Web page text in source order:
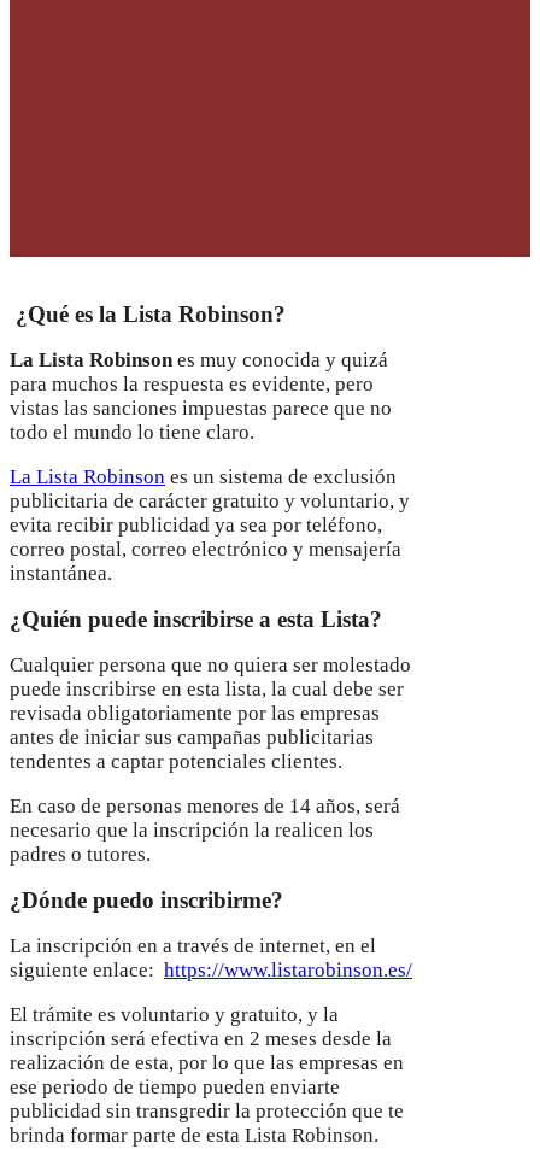
¿Qué es la Lista Robinson?
La Lista Robinsones muy conocida y quizá
para muchos la respuesta es evidente, pero
vistas las sanciones impuestas parece que no
todo el mundo lo tiene claro.
La Lista Robinson es un sistema de exclusión
publicitaria de carácter gratuito y voluntario, y
evita recibir publicidad ya sea por teléfono,
correo postal, correo electrónico y mensajería
instantánea.
¿Quién puede inscribirse a esta Lista?
Cualquier persona que no quiera ser molestado
puede inscribirse en esta lista, la cual debe ser
revisada obligatoriamente por las empresas
antes de iniciar sus campañas publicitarias
tendentes a captar potenciales clientes.
En caso de personas menores de 14 años, será
necesario que la inscripción la realicen los
padres o tutores.
¿Dónde puedo inscribirme?
La inscripción en a través de internet, en el
siguiente enlace: https://www.listarobinson.es/
El trámite es voluntario y gratuito, y la
inscripción será efectiva en 2 meses desde la
realización de esta, por lo que las empresas en
ese periodo de tiempo pueden enviarte
publicidad sin transgredir la protección que te
brinda formar parte de esta Lista Robinson.